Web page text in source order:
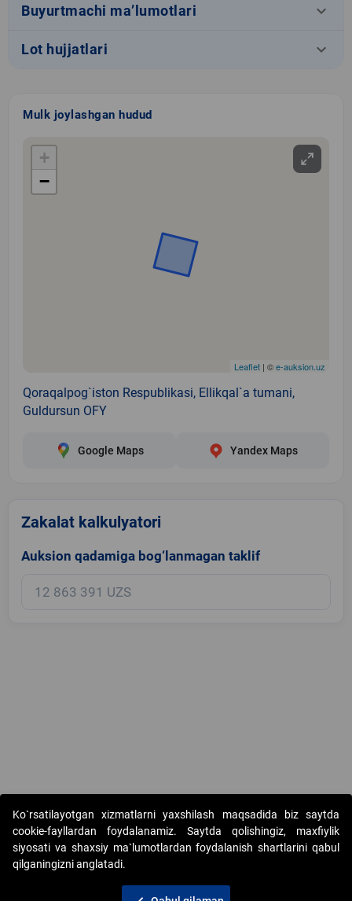
Buyurtmachi ma’lumotlari keyboard_arrow_down
Lot hujjatlari keyboard_arrow_down
Mulk joylashgan hudud
+
−
Leaflet | ©e-auksion.uz
Qoraqalpog`iston Respublikasi, Ellikqal`a tumani,
Guldursun OFY
Google Maps Yandex Maps
Zakalat kalkulyatori
Auksion qadamiga bog‘lanmagan taklif
Copyright © 2017-2026. "Elektron onlayn-auksionlarni tashkil etish"
AJ. Barcha huquqlar himoyalangan
Ko`rsatilayotgan xizmatlarni yaxshilash maqsadida biz saytda
cookie-fayllardan foydalanamiz. Saytda qolishingiz, maxfiylik
siyosati va shaxsiy ma`lumotlardan foydalanish shartlarini qabul
qilganingizni anglatadi.